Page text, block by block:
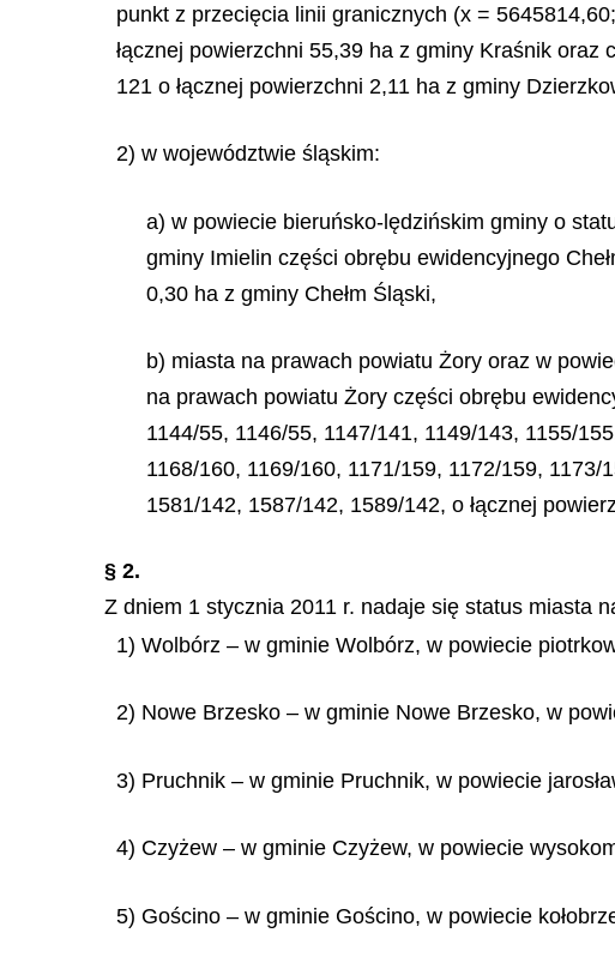
punkt z przecięcia linii granicznych (x =
łącznej powierzchni 55,39 ha z gminy Kraśnik oraz
121 o łącznej powierzchni 2,11 ha z gminy
2) w województwie śląskim:
a) w powiecie bieruńsko-lędzińskim gminy o
gminy Imielin części obrębu ewidencyjnego
0,30 ha z gminy Chełm Śląski,
b) miasta na prawach powiatu Żory oraz w
na prawach powiatu Żory części obrębu
1144/55, 1146/55, 1147/141, 1149/143, 1155/
1168/160, 1169/160, 1171/159, 1172/159,
1581/142, 1587/142, 1589/142, o łącznej
§ 2.
Z dniem 1 stycznia 2011 r. nadaje się status miasta
1) Wolbórz – w gminie Wolbórz, w powiecie
2) Nowe Brzesko – w gminie Nowe Brzesko, w
3) Pruchnik – w gminie Pruchnik, w powiecie
4) Czyżew – w gminie Czyżew, w powiecie
5) Gościno – w gminie Gościno, w powiecie